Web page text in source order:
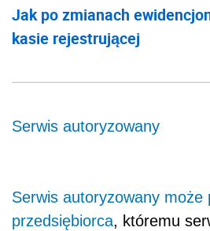
Jak po zmianach
kasie rejestrującej
Serwis autoryzowany
Serwis autoryzowany może
przedsiębiorca, któremu